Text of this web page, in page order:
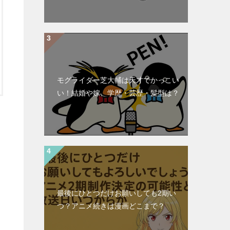
モグライダー芝大輔は天才でかっこい
い！結婚や嫁、学歴・芸歴・髪型は？
最後にひとつだけお願いしても2期い
つ？アニメ続きは漫画どこまで？